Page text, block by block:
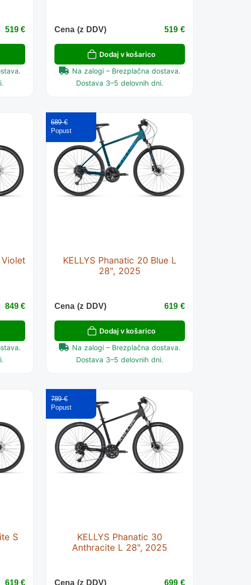
519 € Cena (z DDV) 519 €
Dodaj v košarico
Na zalogi – Brezplačna dostava.
Dostava 3–5 delovnih dni.
Violet
849 €
KELLYS Phanatic 20 Blue L
28", 2025
689 €
Cena (z DDV) 619 €
Dodaj v košarico
Na zalogi – Brezplačna dostava.
Dostava 3–5 delovnih dni.
S
619 €
KELLYS Phanatic 30
Anthracite L 28", 2025
789 €
Cena (z DDV) 699 €